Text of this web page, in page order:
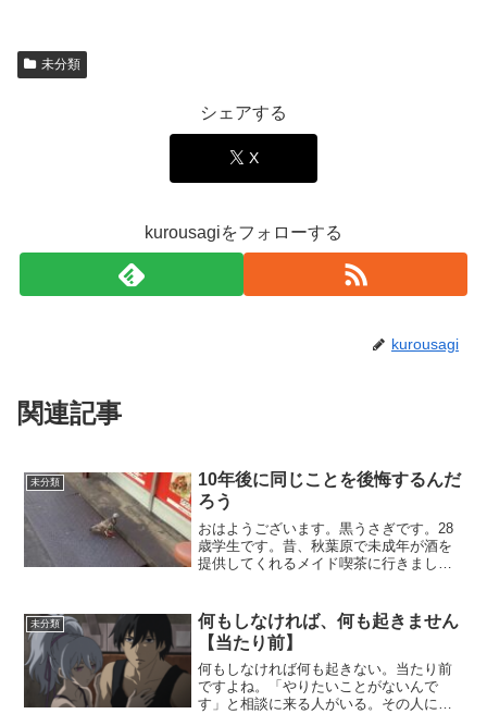
未分類
シェアする
X
kurousagiをフォローする
kurousagi
関連記事
未分類
10年後に同じことを後悔するんだ
ろう
おはようございます。黒うさぎです。28
歳学生です。昔、秋葉原で未成年が酒を
提供してくれるメイド喫茶に行きまし
た。そしてイケメンの彼氏がいる女は会
社から消え、黒うさぎ氏も...
未分類
何もしなければ、何も起きません
【当たり前】
何もしなければ何も起きない。当たり前
ですよね。「やりたいことがないんで
す」と相談に来る人がいる。その人に